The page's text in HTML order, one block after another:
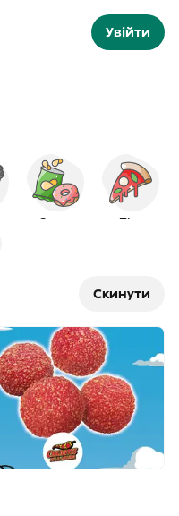
Увійти
Снеки Піца
Скинути